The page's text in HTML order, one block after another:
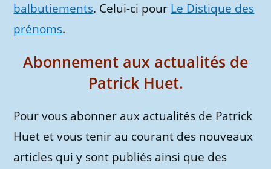
balbutiements. Celui-ci pour Le Distique des
prénoms.
Abonnement aux actualités de
Patrick Huet.
Pour vous abonner aux actualités de Patrick
Huet et vous tenir au courant des nouveaux
articles qui y sont publiés ainsi que des